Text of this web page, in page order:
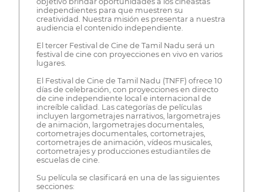
independientes para que muestren su
creatividad. Nuestra misión es presentar a nuestra
audiencia el contenido independiente.
El tercer Festival de Cine de Tamil Nadu será un
festival de cine con proyecciones en vivo en varios
lugares.
El Festival de Cine de Tamil Nadu (TNFF) ofrece 10
días de celebración, con proyecciones en directo
de cine independiente local e internacional de
increíble calidad. Las categorías de películas
incluyen largometrajes narrativos, largometrajes
de animación, largometrajes documentales,
cortometrajes documentales, cortometrajes,
cortometrajes de animación, vídeos musicales,
cortometrajes y producciones estudiantiles de
escuelas de cine.
Su película se clasificará en una de las siguientes
secciones: